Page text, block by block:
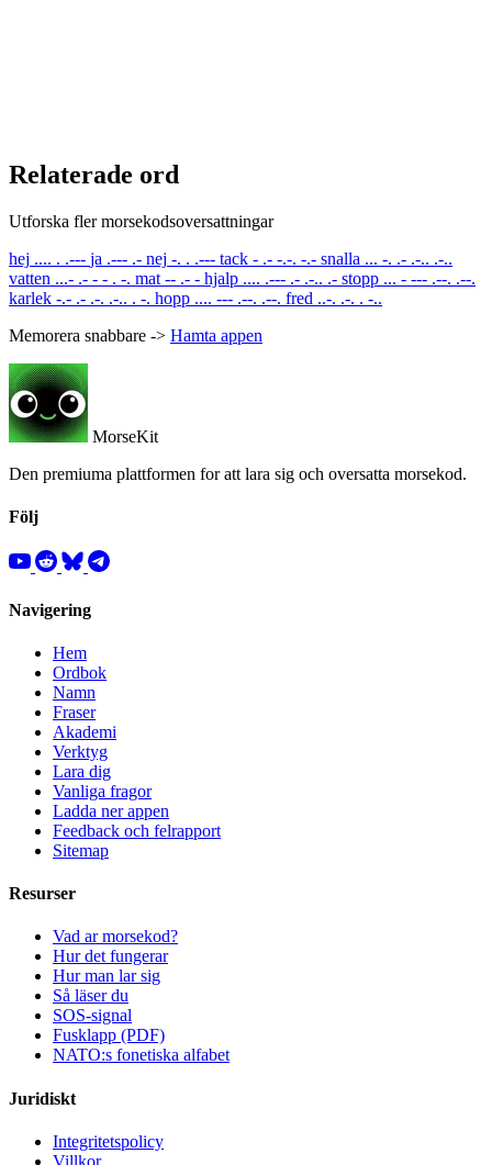
Relaterade ord
Utforska fler morsekodsoversattningar
hej .... . .--- ja .--- .- nej -. . .--- tack - .- -.-. -.- snalla ... -. .- .-.. .-..
vatten ...- .- - - . -. mat -- .- - hjalp .... .--- .- .-.. .- stopp ... - --- .--. .--.
karlek -.- .- .-. .-.. . -. hopp .... --- .--. .--. fred ..-. .-. . -..
Memorera snabbare -> Hamta appen
MorseKit
Den premiuma plattformen for att lara sig och oversatta morsekod.
Följ
Navigering
Hem
Ordbok
Namn
Fraser
Akademi
Verktyg
Lara dig
Vanliga fragor
Ladda ner appen
Feedback och felrapport
Sitemap
Resurser
Vad ar morsekod?
Hur det fungerar
Hur man lar sig
Så läser du
SOS-signal
Fusklapp (PDF)
NATO:s fonetiska alfabet
Juridiskt
Integritetspolicy
Villkor